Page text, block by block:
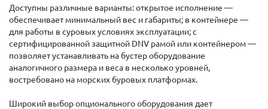
Доступны различные варианты: открытое исполнение —
обеспечивает минимальный вес и габариты; в контейнере —
для работы в суровых условиях эксплуатации; с
сертифицированной защитной DNV рамой или контейнером —
позволяет устанавливать на бустер оборудование
аналогичного размера и веса в несколько уровней,
востребовано на морских буровых платформах.
Широкий выбор опционального оборудования дает